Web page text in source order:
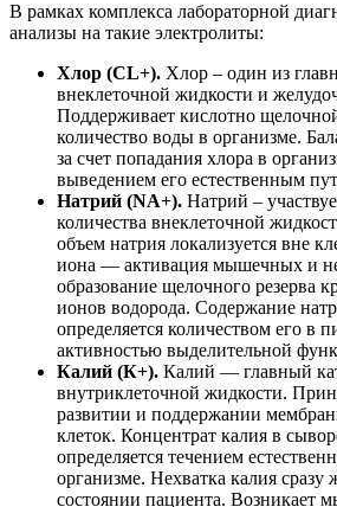
В рамках комплекса лабораторной
анализы на такие электролиты:
Хлор (CL+). Хлор – один из
внеклеточной жидкости и
Поддерживает кислотно
количество воды в организме.
за счет попадания хлора в
выведением его естественным
Натрий (NA+). Натрий –
количества внеклеточной
объем натрия локализуется вне
иона — активация мышечных и
образование щелочного резерва
ионов водорода. Содержание
определяется количеством его в
активностью выделительной
Калий (К+). Калий — главный
внутриклеточной жидкости.
развитии и поддержании
клеток. Концентрат калия в
определяется течением
организме. Нехватка калия сразу
состоянии пациента. Возникает